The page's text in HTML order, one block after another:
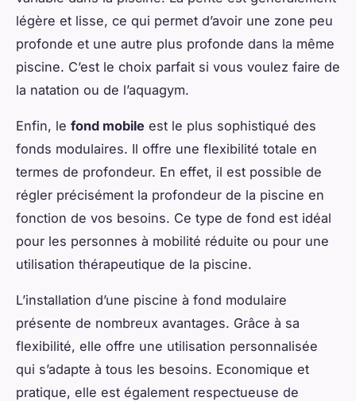
légère et lisse, ce qui permet d’avoir une zone peu
profonde et une autre plus profonde dans la même
piscine. C’est le choix parfait si vous voulez faire de
la natation ou de l’aquagym.
Enfin, le fond mobile est le plus sophistiqué des
fonds modulaires. Il offre une flexibilité totale en
termes de profondeur. En effet, il est possible de
régler précisément la profondeur de la piscine en
fonction de vos besoins. Ce type de fond est idéal
pour les personnes à mobilité réduite ou pour une
utilisation thérapeutique de la piscine.
L’installation d’une piscine à fond modulaire
présente de nombreux avantages. Grâce à sa
flexibilité, elle offre une utilisation personnalisée
qui s’adapte à tous les besoins. Economique et
pratique, elle est également respectueuse de